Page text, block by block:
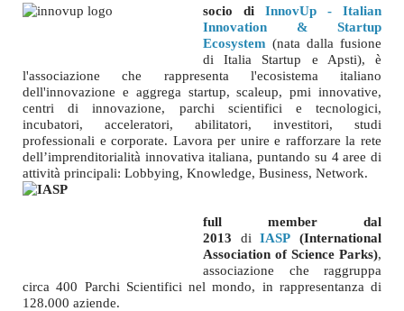
socio di InnovUp - Italian
Innovation & Startup
Ecosystem (nata dalla fusione
di Italia Startup e Apsti), è
l'associazione che rappresenta l'ecosistema italiano
dell'innovazione e aggrega startup, scaleup, pmi innovative,
centri di innovazione, parchi scientifici e tecnologici,
incubatori, acceleratori, abilitatori, investitori, studi
professionali e corporate. Lavora per unire e rafforzare la rete
dell’imprenditorialità innovativa italiana, puntando su 4 aree di
attività principali: Lobbying, Knowledge, Business, Network.
full member dal
2013 di IASP (International
Association of Science Parks),
associazione che raggruppa
circa 400 Parchi Scientifici nel mondo, in rappresentanza di
128.000 aziende.